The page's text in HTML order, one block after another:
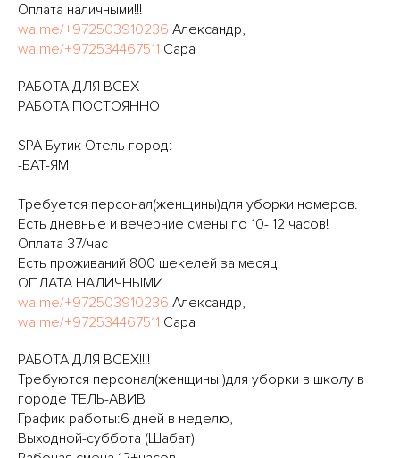
Оплата наличными!!!
wa.me/+972503910236 Александр,
wa.me/+972534467511 Сара
РАБОТА ДЛЯ ВСЕХ
РАБОТА ПОСТОЯННО
SPA Бутик Отель город:
-БАТ-ЯМ
Требуется персонал(женщины)для уборки номеров.
Есть дневные и вечерние смены по 10- 12 часов!
Оплата 37/час
Есть проживаний 800 шекелей за месяц
ОПЛАТА НАЛИЧНЫМИ
wa.me/+972503910236 Александр,
wa.me/+972534467511 Сара
РАБОТА ДЛЯ ВСЕХ!!!!
Требуются персонал(женщины )для уборки в школу в
городе ТЕЛЬ-АВИВ
График работы:6 дней в неделю,
Выходной-суббота (Шабат)